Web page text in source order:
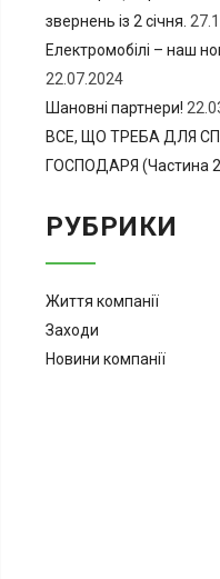
звернень із 2 січня.
Електромобілі – наш
22.07.2024
Шановні партнери!
ВСЕ, ЩО ТРЕБА ДЛЯ
ГОСПОДАРЯ (Частина
РУБРИКИ
Життя компанії
Заходи
Новини компанії